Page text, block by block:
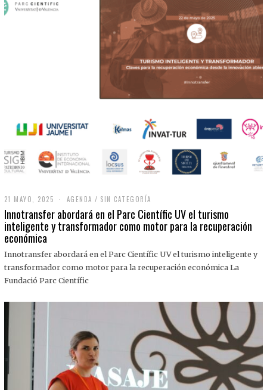
21 MAYO, 2025
M
A
Y
,
0
2
AGENDA / SIN CATEGORÍA
Innotransfer abordará en el Parc Científic UV el turismo
inteligente y transformador como motor para la recuperación
económica
Innotransfer abordará en el Parc Científic UV el turismo inteligente y
transformador como motor para la recuperación económica La
Fundació Parc Científic